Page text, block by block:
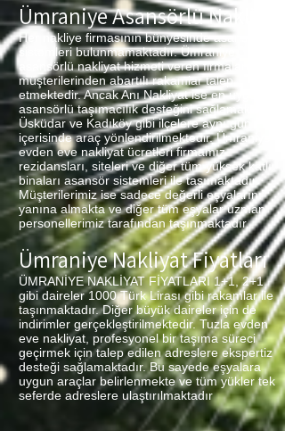
Ümraniye Asansörlü Nakliyat
Her nakliye firmasının bünyesinde asansör
sistemleri bulunmamaktadır. Ümraniye
asansörlü nakliyat hizmeti veren firmalarda
müşterilerinden abartılı rakamlar talep
etmektedir. Ancak Anı Nakliyat ise en uygun
asansörlü taşımacılık desteğini sağlamaktadır.
Üsküdar ve Kadıköy gibi ilçelere aynı gün
içerisinde araç yönlendirilmektedir. Ümraniye
evden eve nakliyat ücretleri firmamız
rezidansları, siteleri ve diğer tüm yüksek katlı
binaları asansör sistemleri ile taşımaktadır.
Müşterilerimiz ise sadece değerli eşyalarını
yanına almakta ve diğer tüm eşyalar uzman
personellerimiz tarafından taşınmaktadır.
Ümraniye Nakliyat Fiyatları
ÜMRANİYE NAKLİYAT FİYATLARI 1+1, 2+1
gibi daireler 1000 Türk Lirası gibi rakamlar ile
taşınmaktadır. Diğer büyük daireler için de
indirimler gerçekleştirilmektedir. Tuzla evden
eve nakliyat, profesyonel bir taşıma süreci
geçirmek için talep edilen adreslere ekspertiz
desteği sağlamaktadır. Bu sayede eşyalara
uygun araçlar belirlenmekte ve tüm yükler tek
seferde adreslere ulaştırılmaktadır